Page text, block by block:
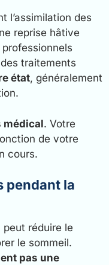
l’assimilation des
reprise hâtive
traitements
état, généralement
médical. Votre
de votre
cours.
pendant la
peut réduire le
le sommeil.
pas une